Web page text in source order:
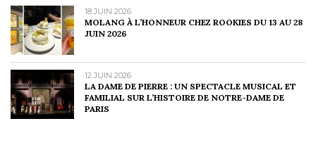
18 JUIN 2026
MOLANG À L’HONNEUR CHEZ ROOKIES DU 13 AU 28
JUIN 2026
12 JUIN 2026
LA DAME DE PIERRE : UN SPECTACLE MUSICAL ET
FAMILIAL SUR L’HISTOIRE DE NOTRE-DAME DE
PARIS